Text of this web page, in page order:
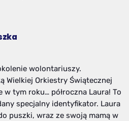
wolontariuszy.
Wielkiej Orkiestry Świątecznej
tym roku… półroczna Laura! To
specjalny identyfikator. Laura
puszki, wraz ze swoją mamą w